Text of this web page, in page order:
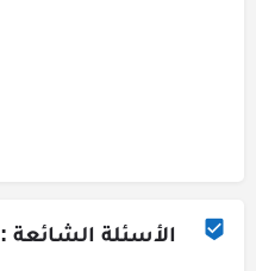
الأسئلة الشائعة :